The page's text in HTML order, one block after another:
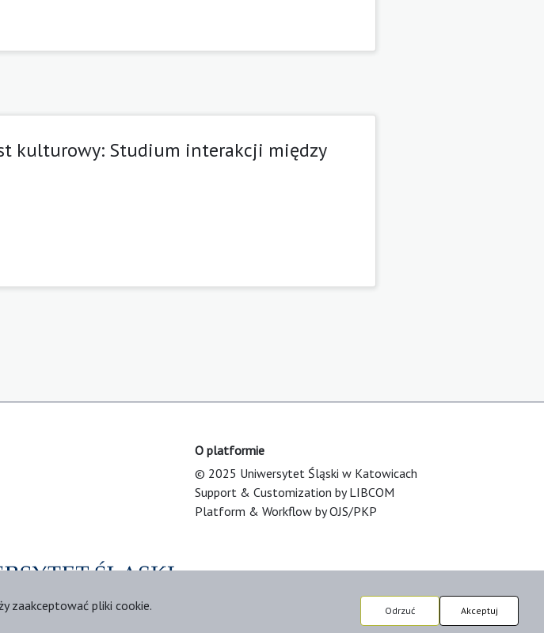
kulturowy: Studium interakcji między
O platformie
© 2025 Uniwersytet Śląski w Katowicach
Support & Customization by LIBCOM
Platform & Workflow by OJS/PKP
zaakceptować pliki cookie. Odrzuć Akceptuj